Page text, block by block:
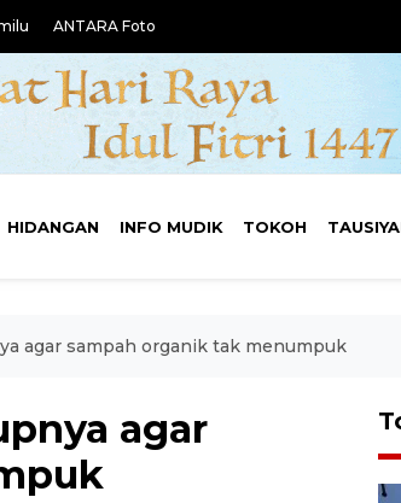
ANTARA Foto
HIDANGAN INFO MUDIK TOKOH
agar sampah organik tak menumpuk
agar